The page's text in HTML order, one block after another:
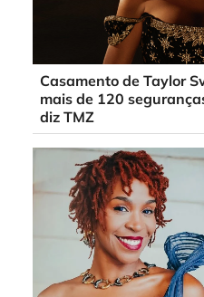
Casamento de Taylor
mais de 120
diz TMZ